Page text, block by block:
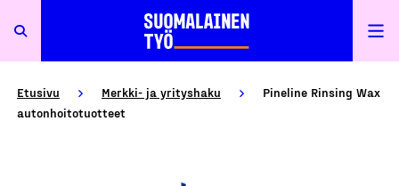
Etusivu Merkki- ja yrityshaku
Pineline Rinsing Wax
autonhoitotuotteet